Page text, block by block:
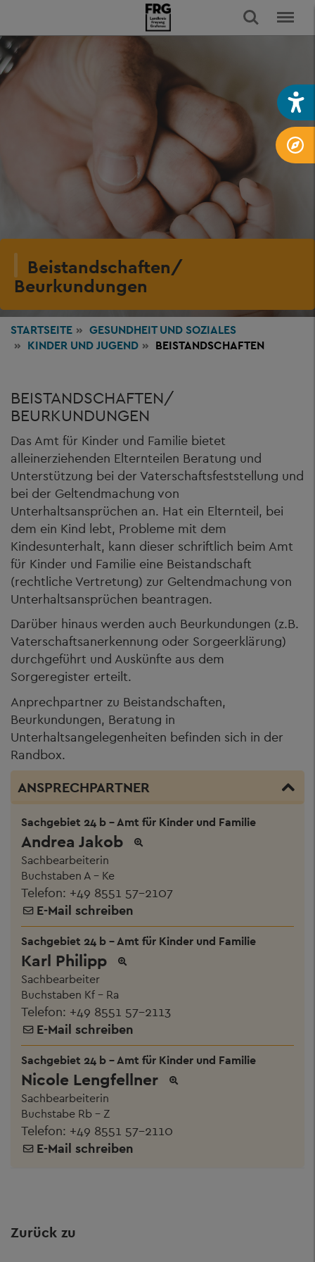
Beistandschaften/
Beurkundungen
STARTSEITE GESUNDHEITUND SOZIALES
KINDER UND JUGEND
BEISTANDSCHAFTEN
BEISTANDSCHAFTEN/
BEURKUNDUNGEN
Das Amt für Kinder und Familie bietet
alleinerziehenden Elternteilen Beratung und
Unterstützung bei der Vaterschaftsfeststellung und
bei der Geltendmachung von
Unterhaltsansprüchen an. Hat ein Elternteil, bei
dem ein Kind lebt, Probleme mit dem
Kindesunterhalt, kann dieser schriftlich beim Amt
für Kinder und Familie eine Beistandschaft
(rechtliche Vertretung) zur Geltendmachung von
Unterhaltsansprüchen beantragen.
Darüber hinaus werden auch Beurkundungen (z.B.
Vaterschaftsanerkennung oder Sorgeerklärung)
durchgeführt und Auskünfte aus dem
Sorgeregister erteilt.
Anprechpartner zu Beistandschaften,
Beurkundungen, Beratung in
Unterhaltsangelegenheiten befinden sich in der
Randbox.
ANSPRECHPARTNER
Sachgebiet 24 b - Amt für Kinder und Familie
Andrea Jakob
Sachbearbeiterin
Buchstaben A - Ke
Telefon: +49 8551 57-2107
E-Mail schreiben
Sachgebiet 24 b - Amt für Kinder und Familie
Karl Philipp
Sachbearbeiter
Buchstaben Kf - Ra
Telefon: +49 8551 57-2113
E-Mail schreiben
Sachgebiet 24 b - Amt für Kinder und Familie
Nicole Lengfellner
Sachbearbeiterin
Buchstabe Rb - Z
Telefon: +49 8551 57-2110
E-Mail schreiben
Zurück zu